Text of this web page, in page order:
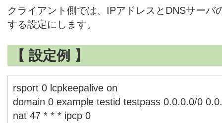
クライアント側では、IPアドレスとDNSサーバ
する設定にします。
【 設定例 】
rsport 0 lcpkeepalive on
domain 0 example testid testpass 0.0.0.0/0
nat 47 * * * ipcp 0